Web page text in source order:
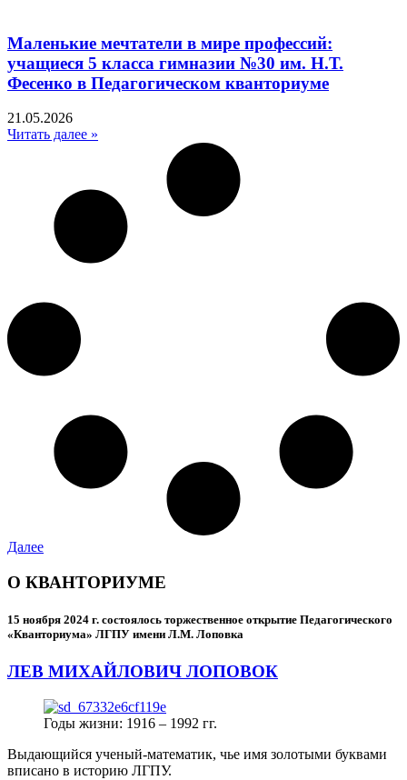
Маленькие мечтатели в мире профессий:
учащиеся 5 класса гимназии №30 им. Н.Т.
Фесенко в Педагогическом кванториуме
21.05.2026
Читать далее »
Далее
О КВАНТОРИУМЕ
15 ноября 2024 г. состоялось торжественное открытие Педагогического
«Кванториума» ЛГПУ имени Л.М. Лоповка
ЛЕВ МИХАЙЛОВИЧ ЛОПОВОК
Годы жизни: 1916 – 1992 гг.
Выдающийся ученый-математик, чье имя золотыми буквами
вписано в историю ЛГПУ.